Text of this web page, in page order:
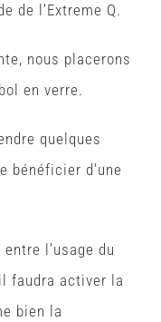
de l’Extreme Q.
nous placerons
en verre.
quelques
bénéficier d’une
l’usage du
faudra activer la
bien la